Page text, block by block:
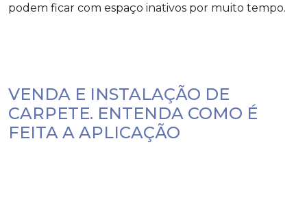
podem ficar com espaço inativos por muito tempo.
VENDA E INSTALAÇÃO DE
CARPETE. ENTENDA COMO É
FEITA A APLICAÇÃO